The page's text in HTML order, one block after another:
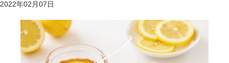
2022年02月07日